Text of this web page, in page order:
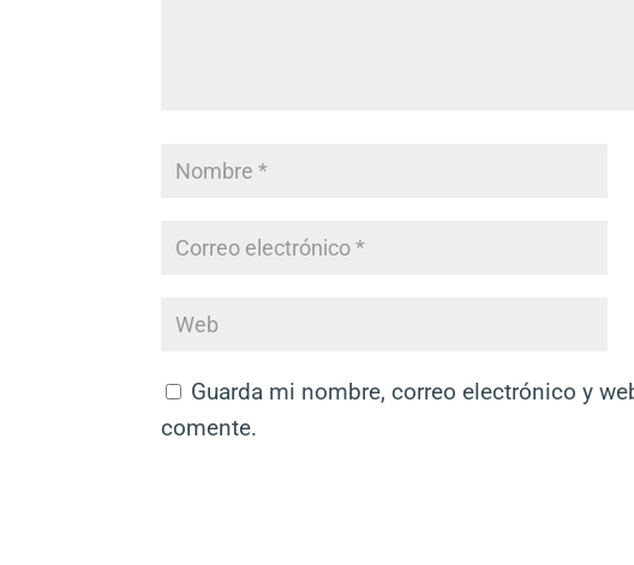
Guarda mi nombre, correo electrónico y
comente.